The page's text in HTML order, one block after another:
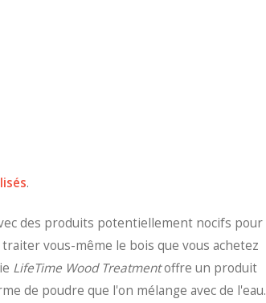
.
des produits potentiellement nocifs pour
vous-même le bois que vous achetez
LifeTime Wood Treatmentoffre un produit
de poudre que l'on mélange avec de l'eau.